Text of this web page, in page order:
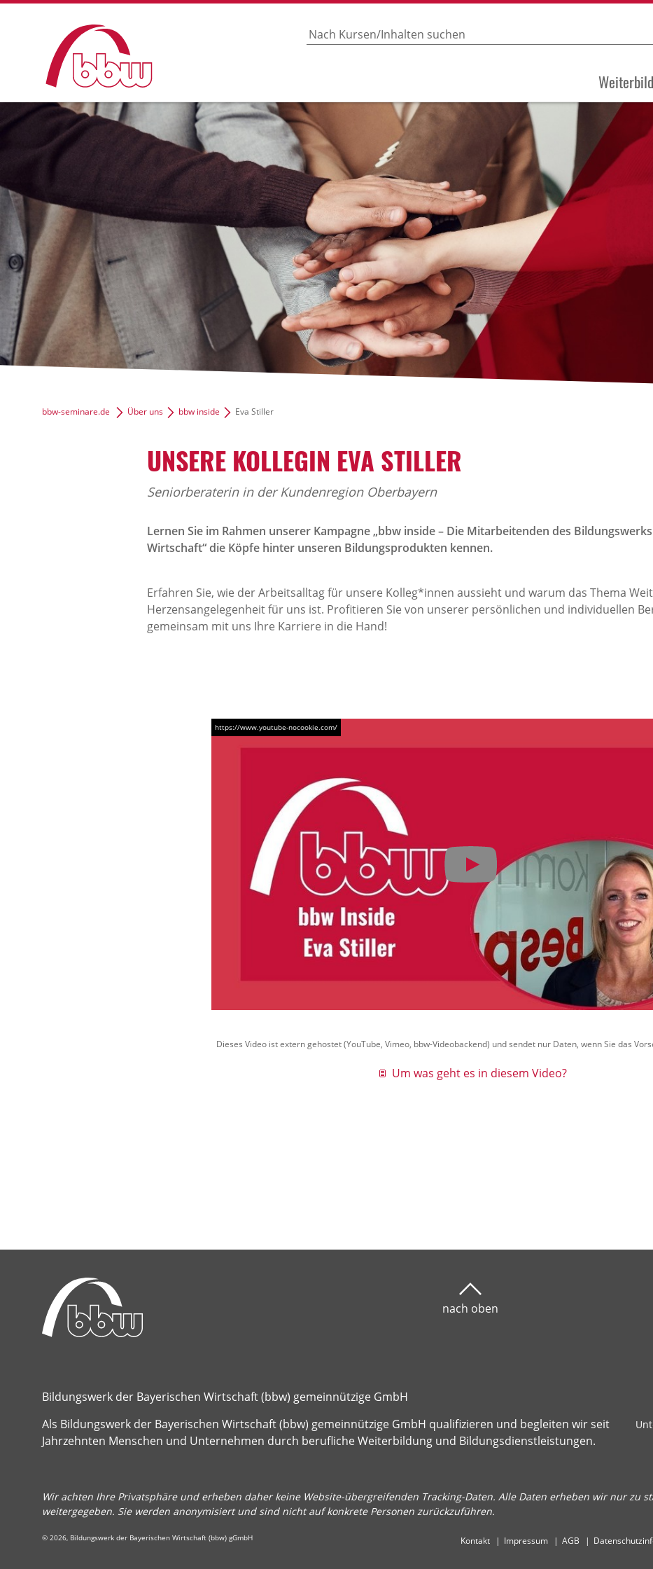
bbw-seminare.de Über uns bbw inside Eva Stiller
UNSERE KOLLEGIN EVA STILLER
Seniorberaterin in der Kundenregion Oberbayern
Lernen Sie im Rahmen unserer Kampagne „bbw inside – Die Mitarbeitenden des
Wirtschaft“ die Köpfe hinter unseren Bildungsprodukten kennen.
Erfahren Sie, wie der Arbeitsalltag für unsere Kolleg*innen aussieht und warum das Thema
Herzensangelegenheit für uns ist. Profitieren Sie von unserer persönlichen und individuellen
gemeinsam mit uns Ihre Karriere in die Hand!
Dieses Video ist extern gehostet (YouTube, Vimeo, bbw-Videobackend) und sendet nur Daten, wenn Sie das
Um was geht es in diesem Video?
nach oben
Bildungswerk der Bayerischen Wirtschaft (bbw) gemeinnützige GmbH
Als Bildungswerk der Bayerischen Wirtschaft (bbw) gemeinnützige GmbH qualifizieren und begleiten wir seit
Jahrzehnten Menschen und Unternehmen durch berufliche Weiterbildung und Bildungsdienstleistungen.
Wir achten Ihre Privatsphäre und erheben daher keine Website-übergreifenden Tracking-Daten. Alle Daten erheben wir nur zu
weitergegeben. Sie werden anonymisiert und sind nicht auf konkrete Personen zurückzuführen.
© 2026, Bildungswerk der Bayerischen Wirtschaft (bbw) gGmbH Kontakt Impressum AGB